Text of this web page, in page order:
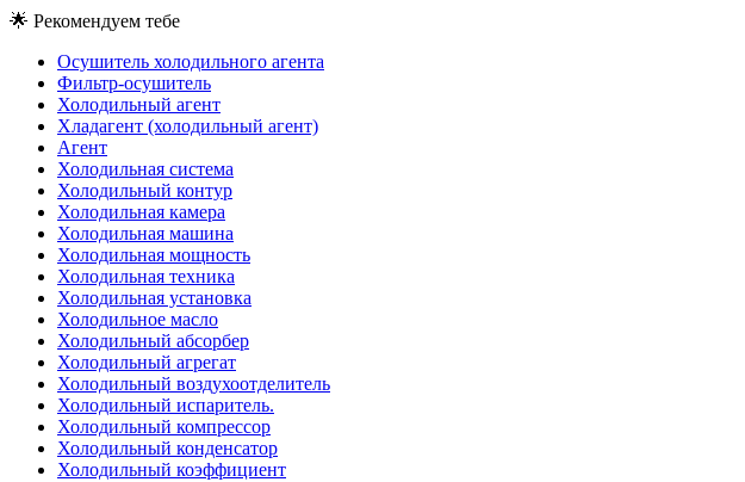
🌟 Рекомендуем тебе
Осушитель холодильного агента
Фильтр-осушитель
Холодильный агент
Хладагент (холодильный агент)
Агент
Холодильная система
Холодильный контур
Холодильная камера
Холодильная машина
Холодильная мощность
Холодильная техника
Холодильная установка
Холодильное масло
Холодильный абсорбер
Холодильный агрегат
Холодильный воздухоотделитель
Холодильный испаритель.
Холодильный компрессор
Холодильный конденсатор
Холодильный коэффициент